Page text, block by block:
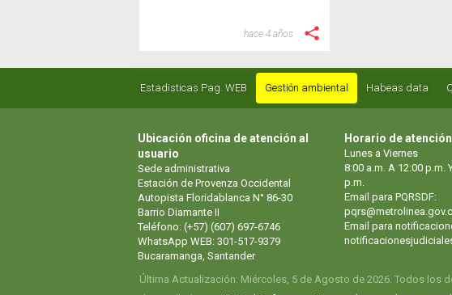
hace 4 años
Estadisticas Pag. WEB Gestión ambiental Habeas data
Ubicación oficina de atención al
usuario
Sede administrativa
Estación de Provenza Occidental
Autopista Floridablanca N° 86-30
Barrio Diamante II
Teléfono: (+57) (607) 697-6746
WhatsApp WEB: 301-517-9379
Bucaramanga, Santander
Horario de atención
Lunes a Viernes
8:00 a.m. A 12:00 p.m.
p.m.
Email para PQRSDF:
Email para
Última Actualización: Miércoles, 5 de Agosto de 2026. Todos los